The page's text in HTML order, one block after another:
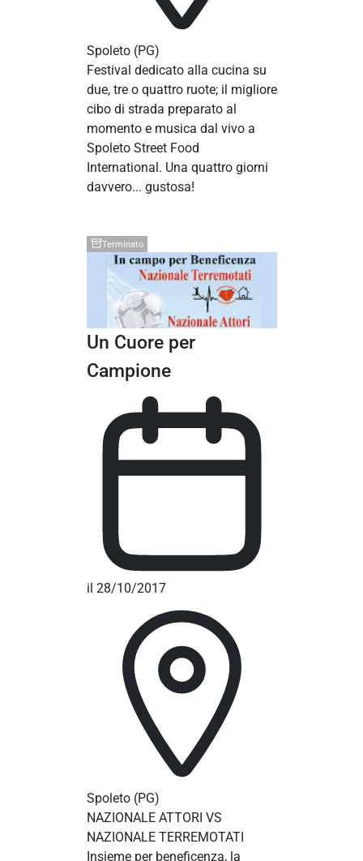
Spoleto (PG)
Festival dedicato alla cucina su
due, tre o quattro ruote; il migliore
cibo di strada preparato al
momento e musica dal vivo a
Spoleto Street Food
International. Una quattro giorni
davvero... gustosa!
Terminato
Un Cuore per
Campione
il 28/10/2017
Spoleto (PG)
NAZIONALE ATTORI VS
NAZIONALE TERREMOTATI
Insieme per beneficenza, la